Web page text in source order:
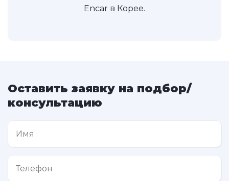
Encar в Корее.
Оставить заявку на подбор/
консультацию